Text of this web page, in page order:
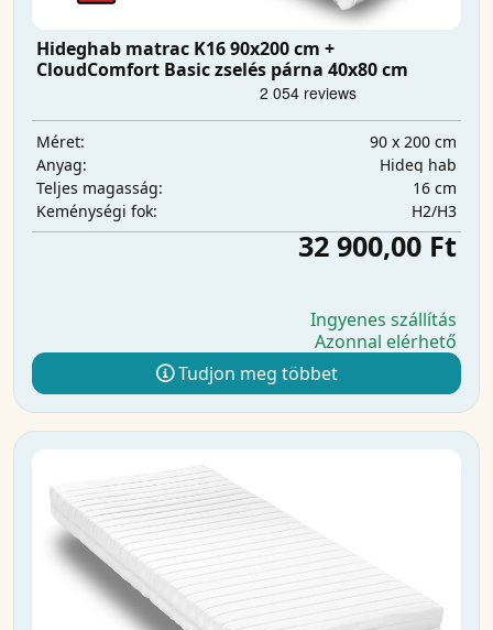
Hideghab matrac K16 90x200 cm +
CloudComfort Basic zselés párna 40x80 cm
Méret:
90 x 200 cm
Anyag:
Hideg hab
Teljes magasság:
16 cm
Keménységi fok:
H2/H3
32 900,00 Ft
Ingyenes szállítás
Azonnal elérhető
Tudjon meg többet